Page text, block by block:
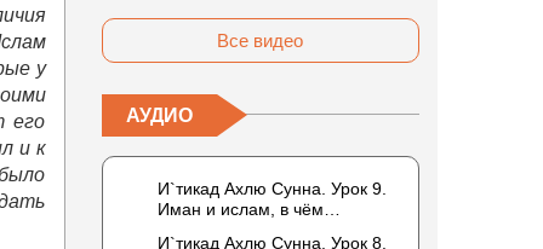
у
его
и к
Все видео
АУДИО
И`тикад Ахлю Сунна. Урок 9.
Иман и ислам, в чём
И`тикад Ахлю Сунна. Урок 8.